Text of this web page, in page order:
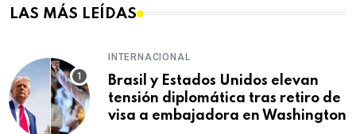
LAS MÁS LEÍDAS
INTERNACIONAL
Brasil y Estados Unidos elevan
tensión diplomática tras retiro de
visa a embajadora en Washington